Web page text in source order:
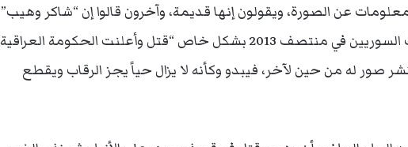
عن الصورة، ويقولون إنها قديمة، وآخرون قالوا إن “شاكر وهيب”
الذي اشتهر بإعدام سائقي الشاحنات السوريين في منتصف 2013 بشكل خاص “قتل وأعلنت الحكومة العراقية
صور له من حين لآخر، فيبدو وكأنه لا يزال حياً يجز الرقاب ويقطع